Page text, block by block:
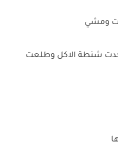
ومشي
شنطة الاكل وطلعت